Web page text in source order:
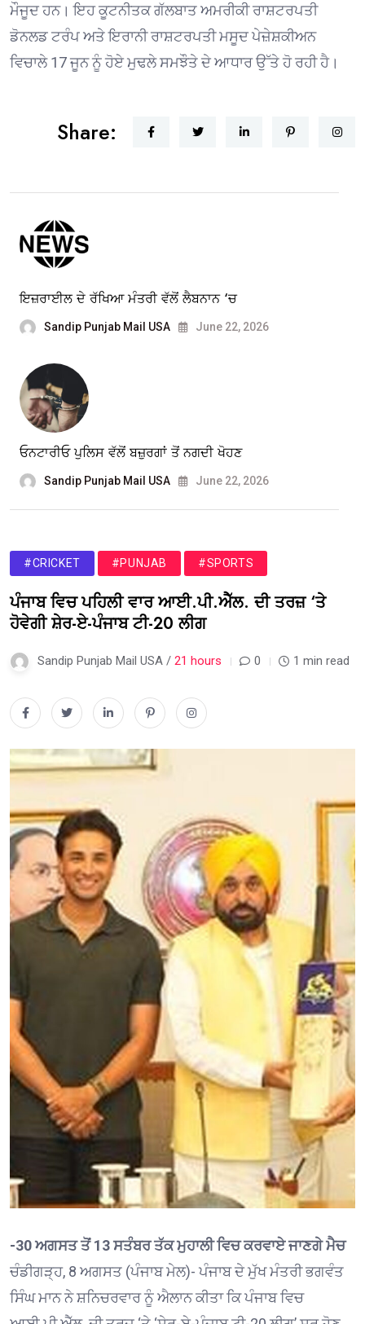
ਮੌਜੂਦ ਹਨ। ਇਹ ਕੂਟਨੀਤਕ ਗੱਲਬਾਤ ਅਮਰੀਕੀ ਰਾਸ਼ਟਰਪਤੀ
ਡੋਨਲਡ ਟਰੰਪ ਅਤੇ ਇਰਾਨੀ ਰਾਸ਼ਟਰਪਤੀ ਮਸੂਦ ਪੇਜ਼ੇਸ਼ਕੀਅਨ
ਵਿਚਾਲੇ 17 ਜੂਨ ਨੂੰ ਹੋਏ ਮੁਢਲੇ ਸਮਝੌਤੇ ਦੇ ਆਧਾਰ ਉੱਤੇ ਹੋ ਰਹੀ ਹੈ।
Share:
ਇਜ਼ਰਾਈਲ ਦੇ ਰੱਖਿਆ ਮੰਤਰੀ ਵੱਲੋਂ ਲੈਬਨਾਨ ‘ਚ
Sandip Punjab Mail USA June 22, 2026
ਓਨਟਾਰੀਓ ਪੁਲਿਸ ਵੱਲੋਂ ਬਜ਼ੁਰਗਾਂ ਤੋਂ ਨਗਦੀ ਖੋਹਣ
Sandip Punjab Mail USA June 22, 2026
#CRICKET #PUNJAB #SPORTS
ਪੰਜਾਬ ਵਿਚ ਪਹਿਲੀ ਵਾਰ ਆਈ.ਪੀ.ਐੱਲ. ਦੀ ਤਰਜ਼ ‘ਤੇ
ਹੋਵੇਗੀ ਸ਼ੇਰ-ਏ-ਪੰਜਾਬ ਟੀ-20 ਲੀਗ
Sandip Punjab Mail USA / 21 hours 0 1 min read
-30 ਅਗਸਤ ਤੋਂ 13 ਸਤੰਬਰ ਤੱਕ ਮੁਹਾਲੀ ਵਿਚ ਕਰਵਾਏ ਜਾਣਗੇ ਮੈਚ
ਚੰਡੀਗੜ੍ਹ, 8 ਅਗਸਤ (ਪੰਜਾਬ ਮੇਲ)- ਪੰਜਾਬ ਦੇ ਮੁੱਖ ਮੰਤਰੀ ਭਗਵੰਤ
ਸਿੰਘ ਮਾਨ ਨੇ ਸ਼ਨਿਚਰਵਾਰ ਨੂੰ ਐਲਾਨ ਕੀਤਾ ਕਿ ਪੰਜਾਬ ਵਿਚ